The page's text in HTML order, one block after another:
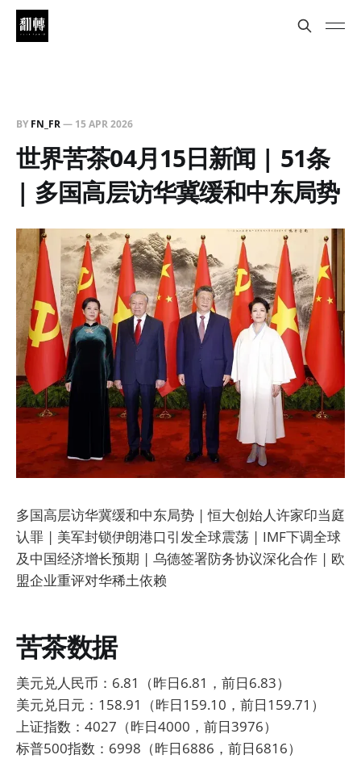
BY FN_FR— 15 APR 2026
世界苦茶04月15日新闻 | 51条
| 多国高层访华冀缓和中东局势
多国高层访华冀缓和中东局势 | 恒大创始人许家印当庭
认罪 | 美军封锁伊朗港口引发全球震荡 | IMF下调全球
及中国经济增长预期 | 乌德签署防务协议深化合作 | 欧
盟企业重评对华稀土依赖
苦茶数据
美元兑人民币：6.81（昨日6.81，前日6.83）
美元兑日元：158.91（昨日159.10，前日159.71）
上证指数：4027（昨日4000，前日3976）
标普500指数：6998（昨日6886，前日6816）